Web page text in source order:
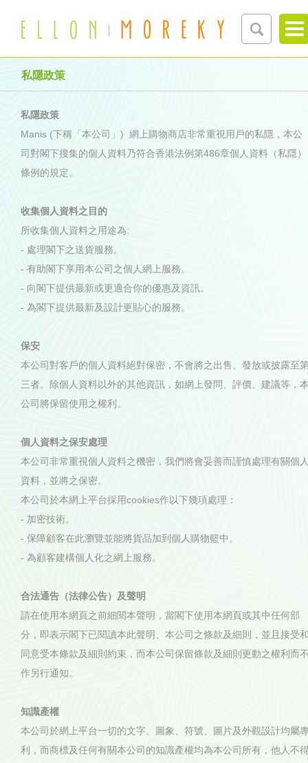
私隱政策
私隱政策
Manis (下稱「本公司」) 網上購物商店非常重視用戶的私隱，本公
司對閣下搜集的個人資料乃符合香港法例第486章個人資料（私隱）
條例的規定。
收集個人資料之目的
所收集個人資料之用途為:
- 處理閣下之送貨服務。
- 有助閣下享用本公司之個人網上服務。
- 向閣下提供最新或更適合你的優惠及資訊。
- 為閣下提供最新及設計更貼心的服務。
保安
本公司對客戶的個人資料絕對保密，不會將之出售、發放或披露至
三者。除個人資料以外的其他資訊，如網上發問、評價、建議等，
公司將保留使用之權利。
個人資料之保安處理
本公司非常重視個人資料之機密，我們將會妥善而謹慎處理有關個
資料，並將之保密。
本公司於本網上平台採用cookies作以下幾項處理：
- 加密技術。
- 保障顧客在此瀏覽並能將貨品加到個人購物籃中。
- 為顧客建構個人化之網上服務。
合法通告（法律公告）及聲明
請在使用本網頁之前細閱本聲明，當閣下使用本網頁或其中任何部
分，即表示閣下已閱讀本此聲明、本公司之條款及細則，並且接受
同意受本條款及細則約束，而本公司保留條款及細則更動之權利而
作另行通知。
知識產權
本公司於網上平台一切的文字、圖象、符號、圖片及外觀設計均屬
利，而商標及任何有關本公司的知識產權均為本公司所有，他人不